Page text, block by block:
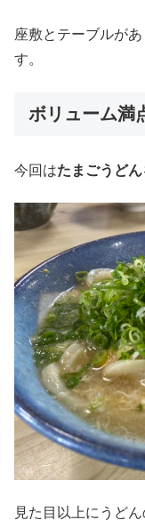
座敷とテーブルが
す。
ボリューム満
今回はたまごうどん
見た目以上にうど